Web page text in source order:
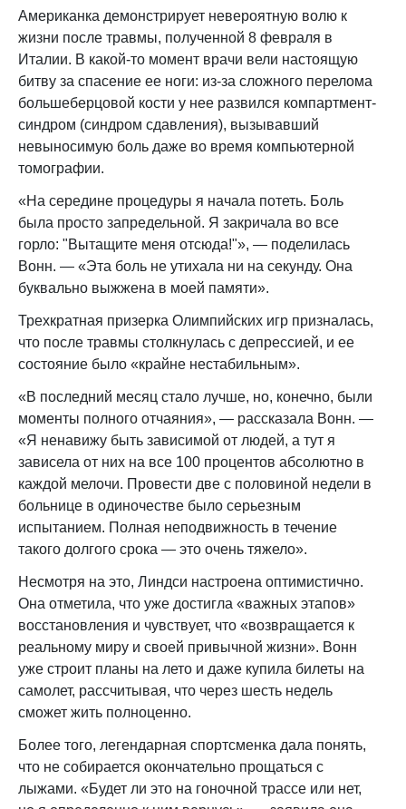
Американка демонстрирует невероятную волю к
жизни после травмы, полученной 8 февраля в
Италии. В какой-то момент врачи вели настоящую
битву за спасение ее ноги: из-за сложного перелома
большеберцовой кости у нее развился компартмент-
синдром (синдром сдавления), вызывавший
невыносимую боль даже во время компьютерной
томографии.
«На середине процедуры я начала потеть. Боль
была просто запредельной. Я закричала во все
горло: "Вытащите меня отсюда!"», — поделилась
Вонн. — «Эта боль не утихала ни на секунду. Она
буквально выжжена в моей памяти».
Трехкратная призерка Олимпийских игр призналась,
что после травмы столкнулась с депрессией, и ее
состояние было «крайне нестабильным».
«В последний месяц стало лучше, но, конечно, были
моменты полного отчаяния», — рассказала Вонн. —
«Я ненавижу быть зависимой от людей, а тут я
зависела от них на все 100 процентов абсолютно в
каждой мелочи. Провести две с половиной недели в
больнице в одиночестве было серьезным
испытанием. Полная неподвижность в течение
такого долгого срока — это очень тяжело».
Несмотря на это, Линдси настроена оптимистично.
Она отметила, что уже достигла «важных этапов»
восстановления и чувствует, что «возвращается к
реальному миру и своей привычной жизни». Вонн
уже строит планы на лето и даже купила билеты на
самолет, рассчитывая, что через шесть недель
сможет жить полноценно.
Более того, легендарная спортсменка дала понять,
что не собирается окончательно прощаться с
лыжами. «Будет ли это на гоночной трассе или нет,